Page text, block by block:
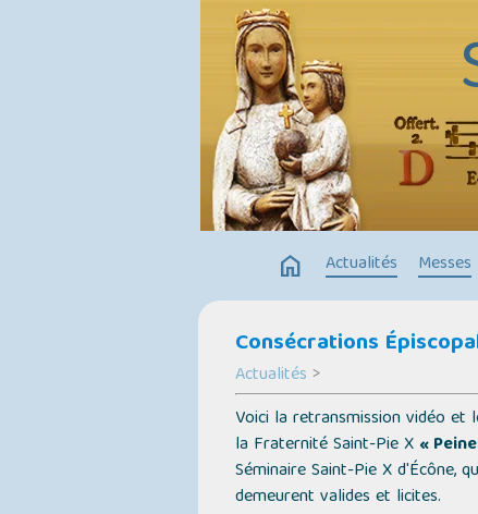
home Actualités Messes
Consécrations
Actualités >
Voici la retransmission vidéo
la Fraternité Saint-Pie X «
Séminaire Saint-Pie X d'Écône,
demeurent valides et licites.